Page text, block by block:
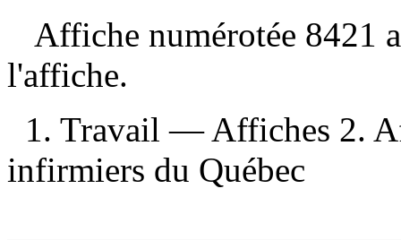
Affiche numérotée 8421
l'affiche.
1. Travail — Affiches 2.
infirmiers du Québec